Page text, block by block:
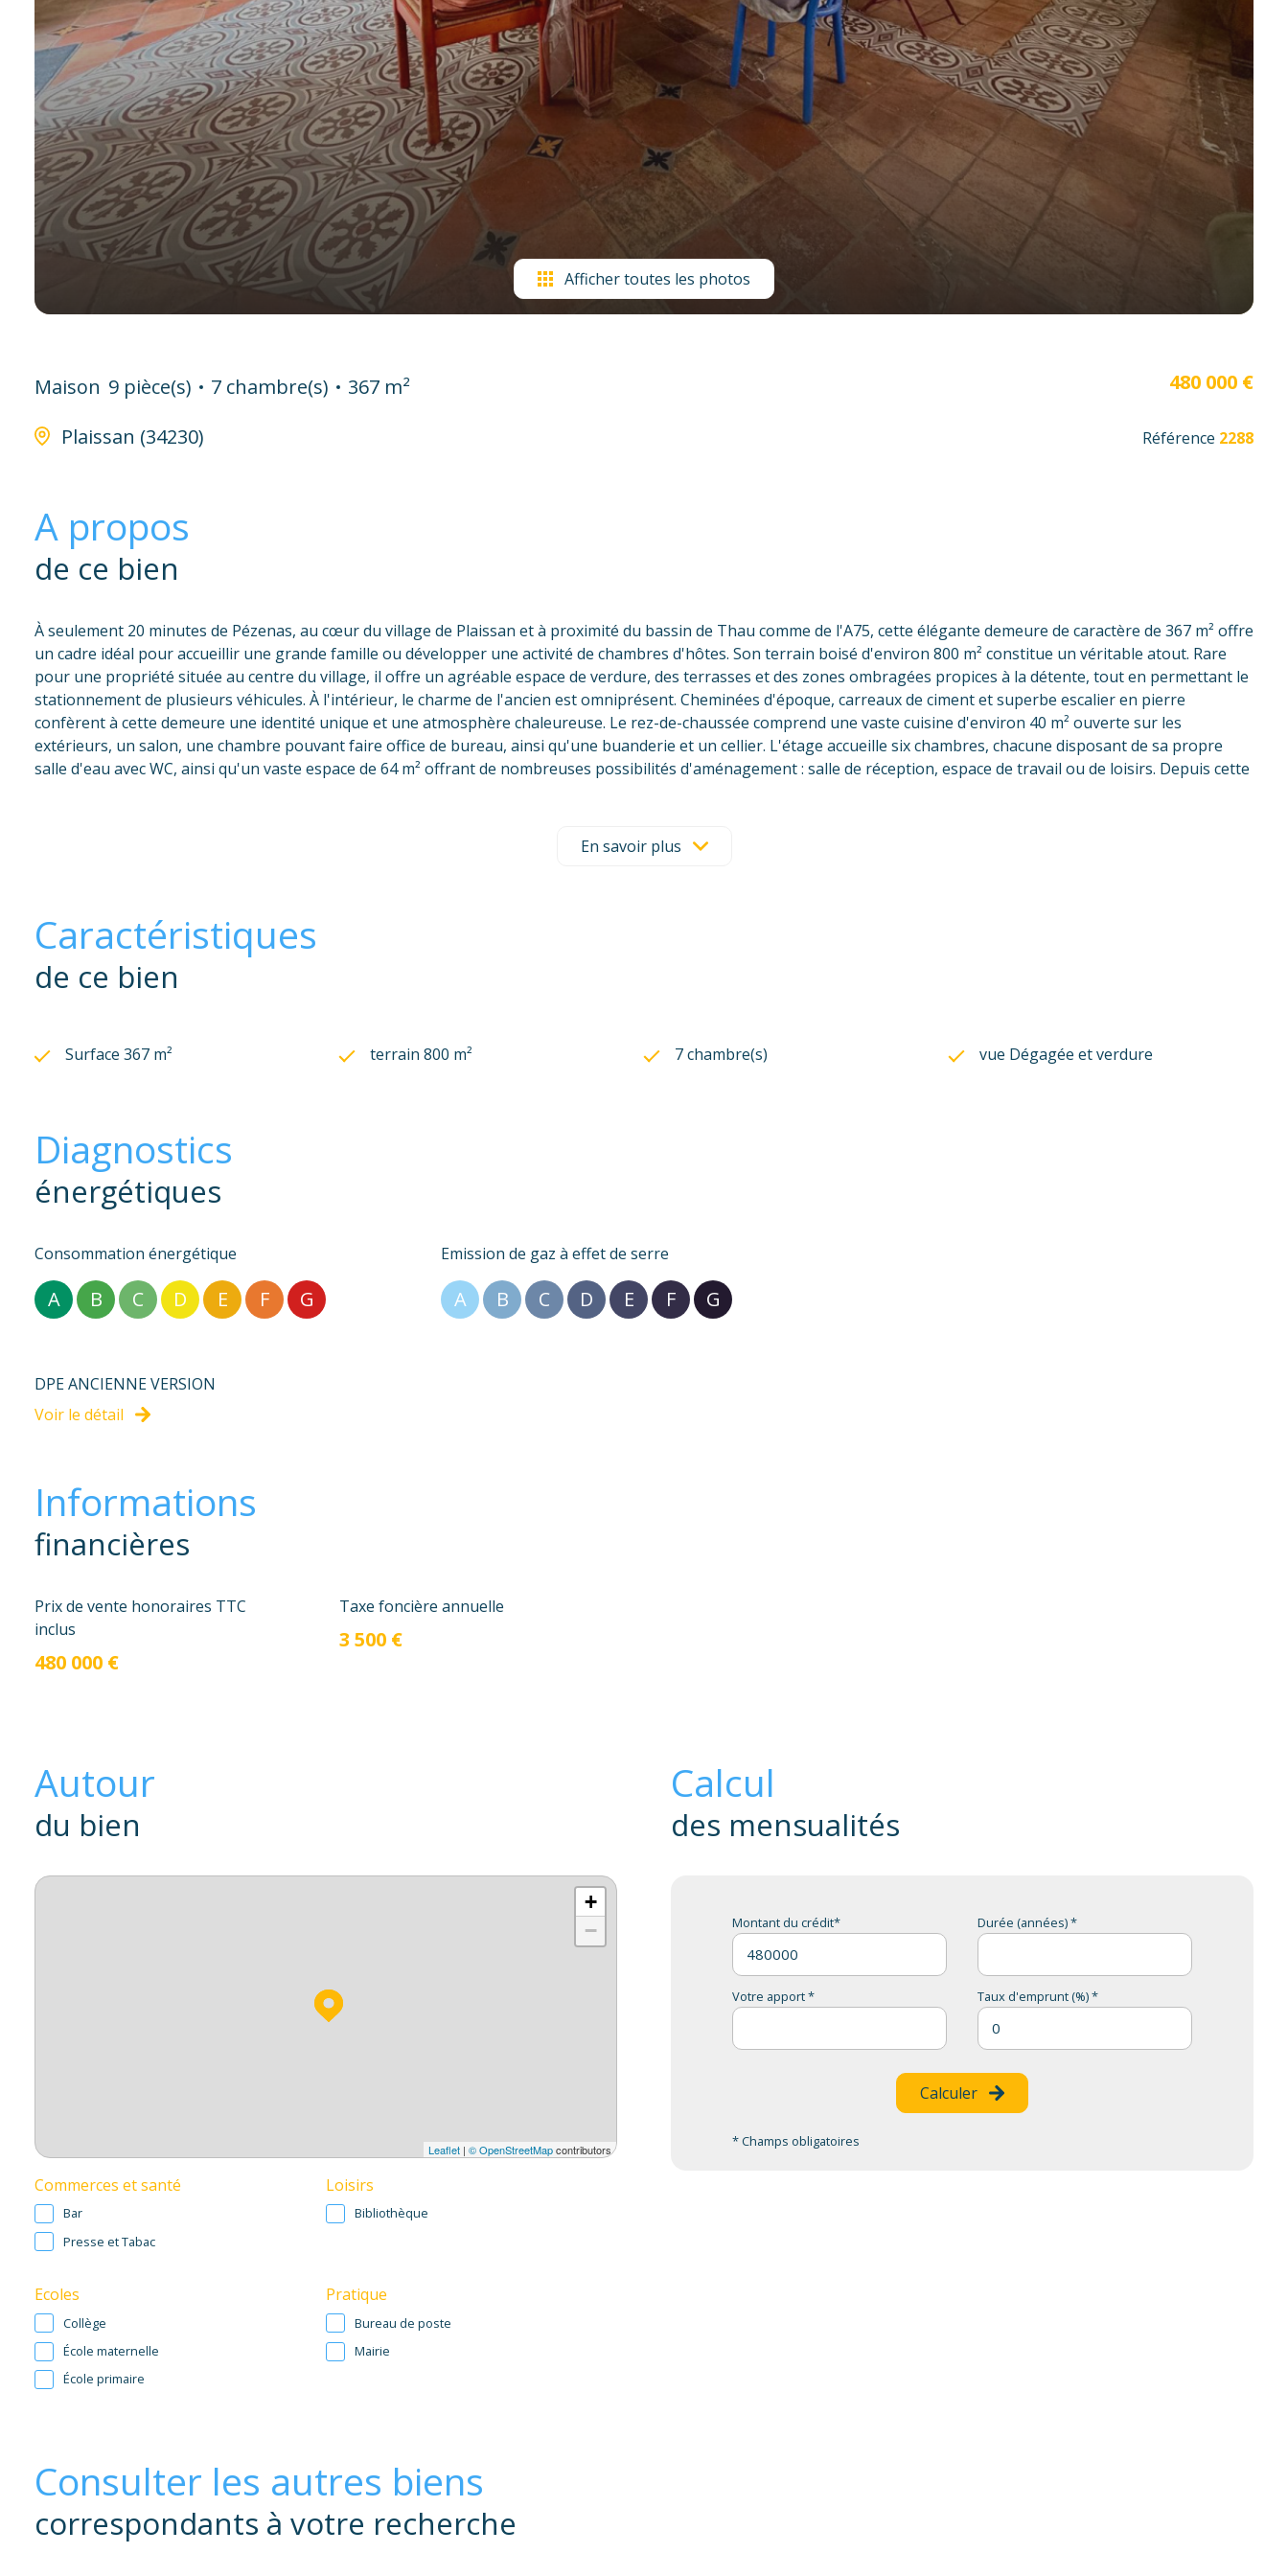
Afficher toutes les photos
Maison 9 pièce(s) 7 chambre(s)
367 m²
Plaissan (34230)
480 000 €
Référence 2288
A propos
de ce bien
À seulement 20 minutes de Pézenas, au cœur du village de Plaissan et à proximité du bassin de Thau comme de l'A75, cette élégante demeure de caractère de 367 m² offre
un cadre idéal pour accueillir une grande famille ou développer une activité de chambres d'hôtes. Son terrain boisé d'environ 800 m² constitue un véritable atout. Rare
pour une propriété située au centre du village, il offre un agréable espace de verdure, des terrasses et des zones ombragées propices à la détente, tout en permettant le
stationnement de plusieurs véhicules. À l'intérieur, le charme de l'ancien est omniprésent. Cheminées d'époque, carreaux de ciment et superbe escalier en pierre
confèrent à cette demeure une identité unique et une atmosphère chaleureuse. Le rez-de-chaussée comprend une vaste cuisine d'environ 40 m² ouverte sur les
extérieurs, un salon, une chambre pouvant faire office de bureau, ainsi qu'une buanderie et un cellier. L'étage accueille six chambres, chacune disposant de sa propre
salle d'eau avec WC, ainsi qu'un vaste espace de 64 m² offrant de nombreuses possibilités d'aménagement : salle de réception, espace de travail ou de loisirs. Depuis cette
charme ou d'un projet d'accueil. Pour tout renseignement complémentaire ou pour organiser une visite, contactez-nous au 06 78 01 83 51 ou au 04 66 51 51 06.
En savoir plus
Caractéristiques
de ce bien
Surface 367 m² terrain 800 m² 7 chambre(s) vue Dégagée et verdure
Diagnostics
énergétiques
Consommation énergétique
A B C D E F G
Emission de gaz à effet de serre
A B C D E F G
DPE ANCIENNE VERSION
Voir le détail
Informations
financières
Prix de vente honoraires TTC
inclus
480 000 €
Taxe foncière annuelle
3 500 €
Autour
du bien
+
−
Leaflet | © OpenStreetMapcontributors
Commerces et santé
Bar
Presse et Tabac
Loisirs
Bibliothèque
Ecoles
Collège
École maternelle
École primaire
Pratique
Bureau de poste
Mairie
Calcul
des mensualités
Montant du crédit* Durée (années) *
Votre apport * Taux d'emprunt (%) *
Calculer
* Champs obligatoires
Consulter les autres biens
correspondants à votre recherche